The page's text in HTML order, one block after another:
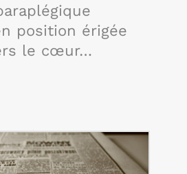
position érigée
le cœur…